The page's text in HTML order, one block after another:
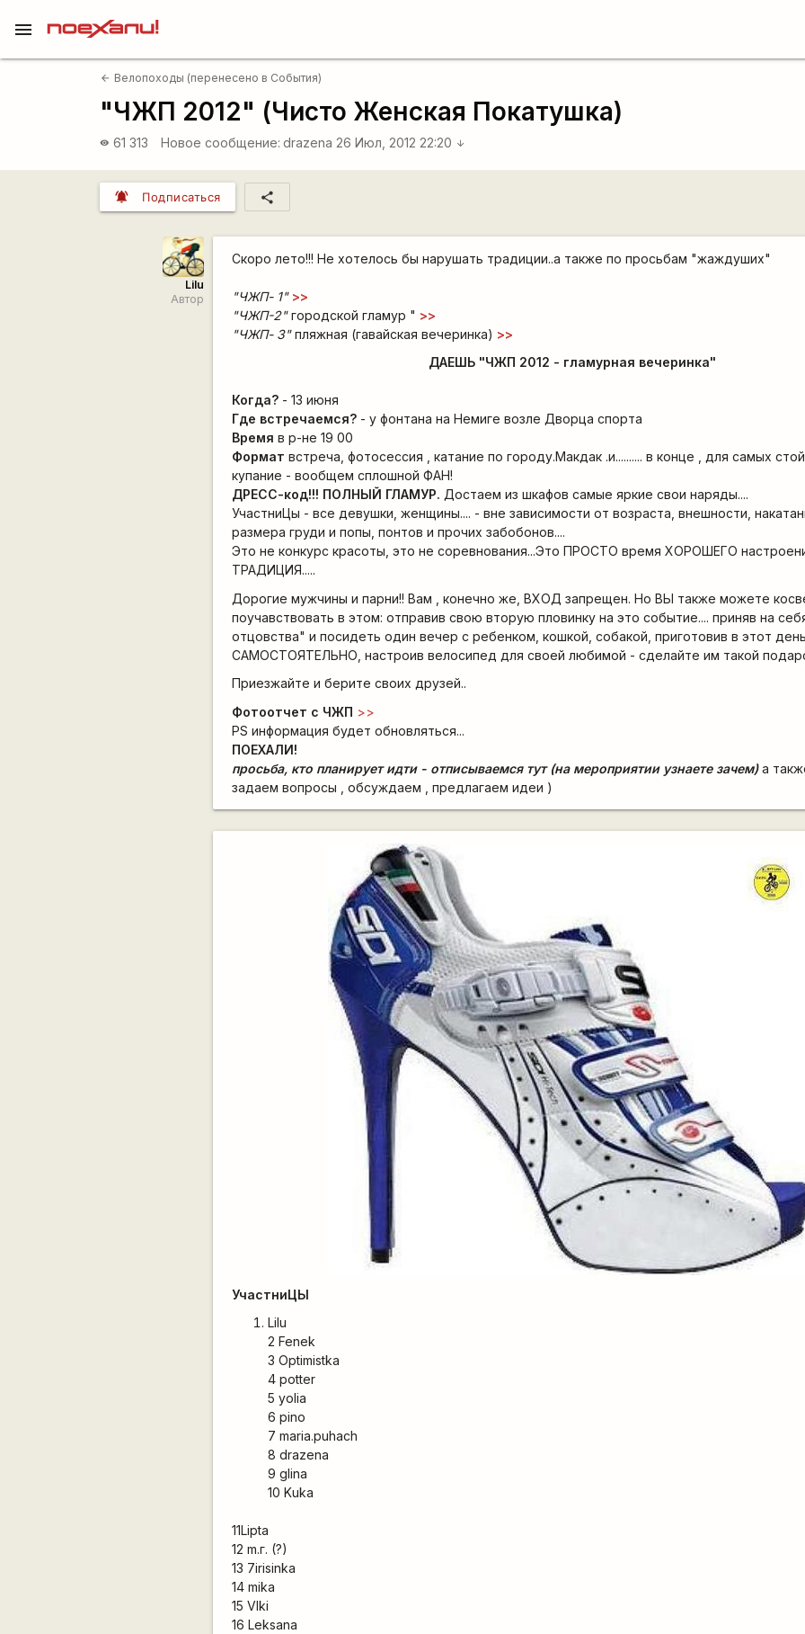
menu
arrow_back Велопоходы (перенесено в События)
"ЧЖП 2012" (Чисто Женская Покатушка)
visibility 61 313 Новое сообщение: drazena 26 Июл, 2012 22:20 arrow_downward
notifications_active Подписаться share
Lilu
Автор
Скоро лето!!! Не хотелось бы нарушать традиции..а также по просьбам "жаждуших"
"ЧЖП- 1" >>
"ЧЖП-2"городской гламур " >>
"ЧЖП- 3"пляжная (гавайская вечеринка) >>
ДАЕШЬ "ЧЖП 2012 - гламурная вечеринка"
Когда? - 13 июня
Где встречаемся? - у фонтана на Немиге возле Дворца спорта
Время в р-не 19 00
Формат встреча, фотосессия , катание по городу.Макдак .и.......... в конце , для самых
купание - вообщем сплошной ФАН!
ДРЕСС-код!!! ПОЛНЫЙ ГЛАМУР. Достаем из шкафов самые яркие свои наряды....
УчастниЦы - все девушки, женщины.... - вне зависимости от возраста, внешности,
размера груди и попы, понтов и прочих забобонов....
Это не конкурс красоты, это не соревнования...Это ПРОСТО время ХОРОШЕГО
ТРАДИЦИЯ.....
Дорогие мужчины и парни!! Вам , конечно же, ВХОД запрещен. Но ВЫ также можете
поучавствовать в этом: отправив свою вторую пловинку на это событие.... приняв на
отцовства" и посидеть один вечер с ребенком, кошкой, собакой, приготовив в этот
САМОСТОЯТЕЛЬНО, настроив велосипед для своей любимой - сделайте им такой
Приезжайте и берите своих друзей..
Фотоотчет с ЧЖП >>
PS информация будет обновляться...
ПОЕХАЛИ!
просьба, кто планирует идти - отписываемся тут (на мероприятии узнаете зачем)а
задаем вопросы , обсуждаем , предлагаем идеи )
УчастниЦЫ
Lilu
2 Fenek
3 Optimistka
4 potter
5 yolia
6 pino
7 maria.puhach
8 drazena
9 glina
10 Kuka
11Lipta
12 m.г. (?)
13 7irisinka
14 mika
15 VIki
16 Leksana